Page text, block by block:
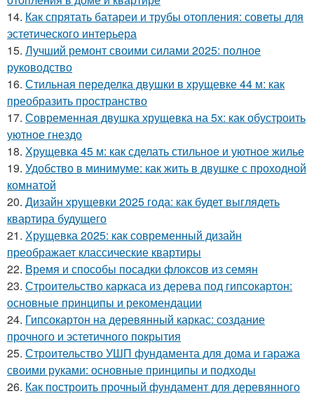
14. Как спрятать батареи и трубы отопления: советы для
эстетического интерьера
15. Лучший ремонт своими силами 2025: полное
руководство
16. Стильная переделка двушки в хрущевке 44 м: как
преобразить пространство
17. Современная двушка хрущевка на 5х: как обустроить
уютное гнездо
18. Хрущевка 45 м: как сделать стильное и уютное жилье
19. Удобство в минимуме: как жить в двушке с проходной
комнатой
20. Дизайн хрущевки 2025 года: как будет выглядеть
квартира будущего
21. Хрущевка 2025: как современный дизайн
преображает классические квартиры
22. Время и способы посадки флоксов из семян
23. Строительство каркаса из дерева под гипсокартон:
основные принципы и рекомендации
24. Гипсокартон на деревянный каркас: создание
прочного и эстетичного покрытия
25. Строительство УШП фундамента для дома и гаража
своими руками: основные принципы и подходы
26. Как построить прочный фундамент для деревянного